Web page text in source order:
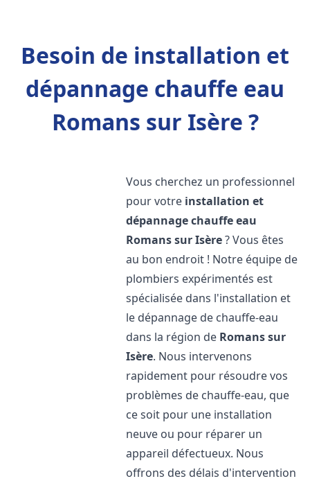
Besoin de installation et
dépannage chauffe eau
Romans sur Isère ?
Vous cherchez un professionnel
pour votre installation et
dépannage chauffe eau
Romans sur Isère? Vous êtes
au bon endroit ! Notre équipe de
plombiers expérimentés est
spécialisée dans l'installation et
le dépannage de chauffe-eau
dans la région de Romans sur
Isère. Nous intervenons
rapidement pour résoudre vos
problèmes de chauffe-eau, que
ce soit pour une installation
neuve ou pour réparer un
appareil défectueux. Nous
offrons des délais d'intervention